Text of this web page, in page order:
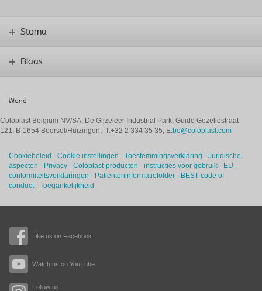
Like us on Facebook
Watch us on YouTube
Follow us
Stoma
Blaas
Wond
Coloplast Belgium NV/SA, De Gijzeleer Industrial Park, Guido Gezellestraat
121, B-1654 Beersel/Huizingen, T:+32 2 334 35 35, E:be@coloplast.com
Cookiebeleid - Cookie instellingen - Toestemmingsverklaring - Juridische
aspecten - Privacy - Coloplast-producten - instructies voor gebruik - EU-
conformiteitsverklaringen - Patiënteninformatiefolder - BEST code of
conduct- Toegankelijkheid